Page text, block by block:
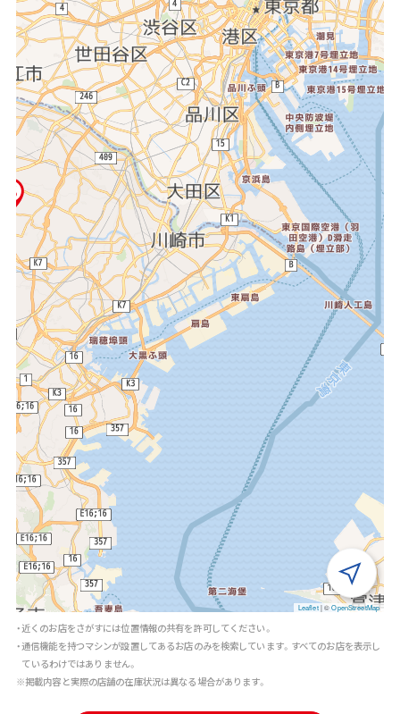
Leaflet |©OpenStreetMap
・近くのお店をさがすには位置情報の共有を許可してください。
・通信機能を持つマシンが設置してあるお店のみを検索しています。すべてのお店を表示し
ているわけではありません。
※掲載内容と実際の店舗の在庫状況は異なる場合があります。